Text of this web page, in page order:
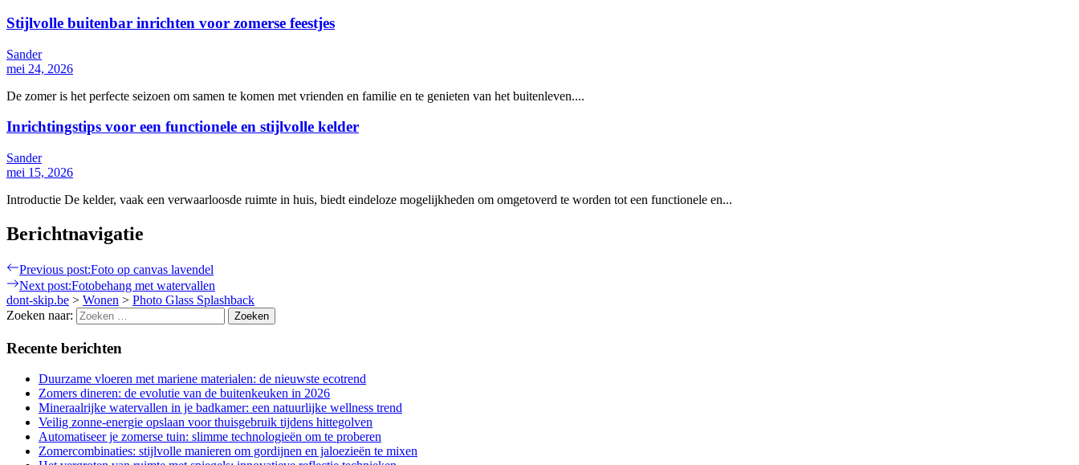
Stijlvolle buitenbar inrichten voor zomerse feestjes
Sander
mei 24, 2026
De zomer is het perfecte seizoen om samen te komen met vrienden en familie en te genieten van het buitenleven....
Inrichtingstips voor een functionele en stijlvolle kelder
Sander
mei 15, 2026
Introductie De kelder, vaak een verwaarloosde ruimte in huis, biedt eindeloze mogelijkheden om omgetoverd te worden tot een functionele en...
Berichtnavigatie
Previous post:Foto op canvas lavendel
Next post:Fotobehang met watervallen
dont-skip.be > Wonen > Photo Glass Splashback
Zoeken naar:
Recente berichten
Duurzame vloeren met mariene materialen: de nieuwste ecotrend
Zomers dineren: de evolutie van de buitenkeuken in 2026
Mineraalrijke watervallen in je badkamer: een natuurlijke wellness trend
Veilig zonne-energie opslaan voor thuisgebruik tijdens hittegolven
Automatiseer je zomerse tuin: slimme technologieën om te proberen
Zomercombinaties: stijlvolle manieren om gordijnen en jaloezieën te mixen